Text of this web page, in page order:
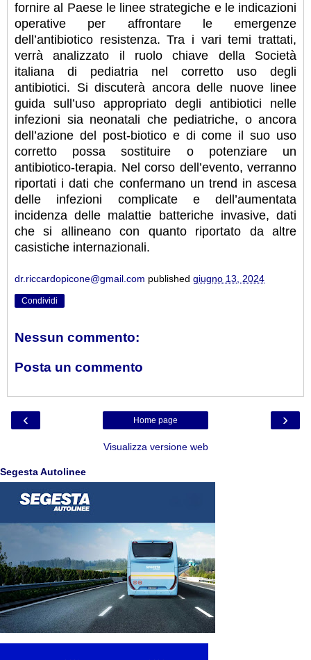
fornire al Paese le linee strategiche e le indicazioni
operative per affrontare le emergenze
dell’antibiotico resistenza. Tra i vari temi trattati,
verrà analizzato il ruolo chiave della Società
italiana di pediatria nel corretto uso degli
antibiotici. Si discuterà ancora delle nuove linee
guida sull’uso appropriato degli antibiotici nelle
infezioni sia neonatali che pediatriche, o ancora
dell’azione del post-biotico e di come il suo uso
corretto possa sostituire o potenziare un
antibiotico-terapia. Nel corso dell’evento, verranno
riportati i dati che confermano un trend in ascesa
delle infezioni complicate e dell’aumentata
incidenza delle malattie batteriche invasive, dati
che si allineano con quanto riportato da altre
casistiche internazionali.
dr.riccardopicone@gmail.com published giugno 13, 2024
Condividi
Nessun commento:
Posta un commento
‹ ›
Home page
Visualizza versione web
Segesta Autolinee